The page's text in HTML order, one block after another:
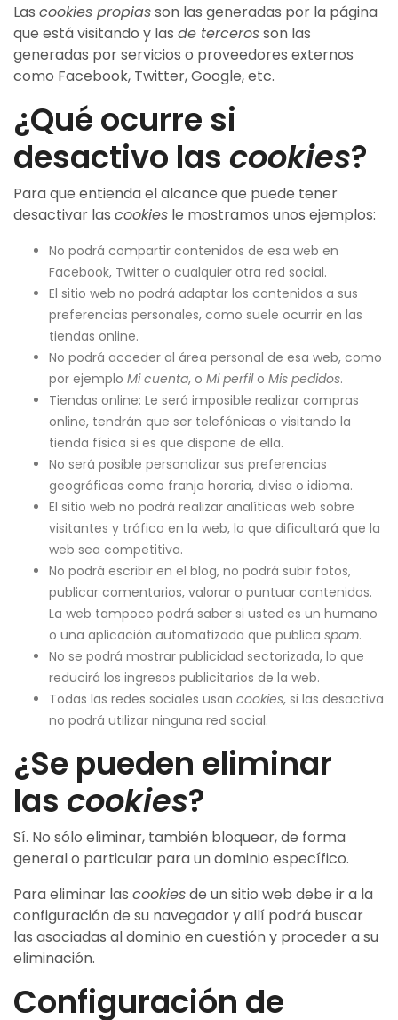
Las cookies propiasson las generadas por la página
que está visitando y las de tercerosson las
generadas por servicios o proveedores externos
como Facebook, Twitter, Google, etc.
¿Qué ocurre si
desactivo las cookies?
Para que entienda el alcance que puede tener
desactivar las cookies le mostramos unos ejemplos:
No podrá compartir contenidos de esa web en
Facebook, Twitter o cualquier otra red social.
El sitio web no podrá adaptar los contenidos a sus
preferencias personales, como suele ocurrir en las
tiendas online.
No podrá acceder al área personal de esa web, como
por ejemplo Mi cuenta, o Mi perfilo Mis pedidos.
Tiendas online: Le será imposible realizar compras
online, tendrán que ser telefónicas o visitando la
tienda física si es que dispone de ella.
No será posible personalizar sus preferencias
geográficas como franja horaria, divisa o idioma.
El sitio web no podrá realizar analíticas web sobre
visitantes y tráfico en la web, lo que dificultará que la
web sea competitiva.
No podrá escribir en el blog, no podrá subir fotos,
publicar comentarios, valorar o puntuar contenidos.
La web tampoco podrá saber si usted es un humano
o una aplicación automatizada que publica spam.
No se podrá mostrar publicidad sectorizada, lo que
reducirá los ingresos publicitarios de la web.
Todas las redes sociales usan cookies, si las desactiva
no podrá utilizar ninguna red social.
¿Se pueden eliminar
las cookies?
Sí. No sólo eliminar, también bloquear, de forma
general o particular para un dominio específico.
Para eliminar las cookiesde un sitio web debe ir a la
configuración de su navegador y allí podrá buscar
las asociadas al dominio en cuestión y proceder a su
eliminación.
Configuración de